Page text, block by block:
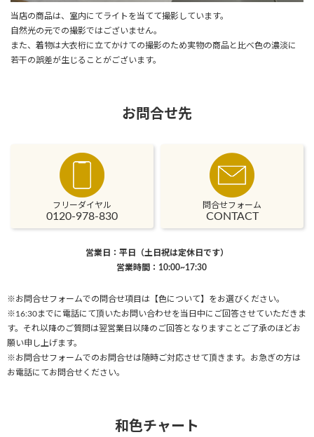
当店の商品は、室内にてライトを当てて撮影しています。
自然光の元での撮影ではございません。
また、着物は大衣桁に立てかけての撮影のため実物の商品と比べ色の濃淡に
若干の誤差が生じることがございます。
お問合せ先
フリーダイヤル
0120-978-830
問合せフォーム
CONTACT
営業日：平日（土日祝は定休日です）
営業時間：10:00~17:30
※お問合せフォームでの問合せ項目は【色について】をお選びください。
※16:30までに電話にて頂いたお問い合わせを当日中にご回答させていただきま
す。それ以降のご質問は翌営業日以降のご回答となりますことご了承のほどお
願い申し上げます。
※お問合せフォームでのお問合せは随時ご対応させて頂きます。お急ぎの方は
お電話にてお問合せください。
和色チャート